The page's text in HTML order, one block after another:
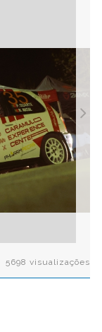
5698 visualizações